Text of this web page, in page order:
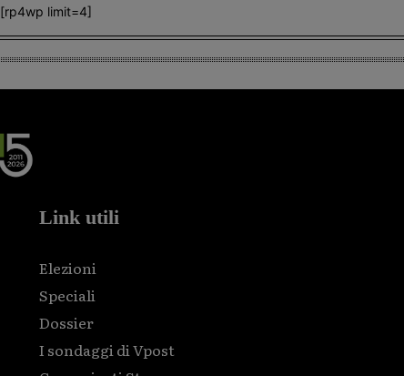
[rp4wp limit=4]
Link utili
Elezioni
Speciali
Dossier
I sondaggi di Vpost